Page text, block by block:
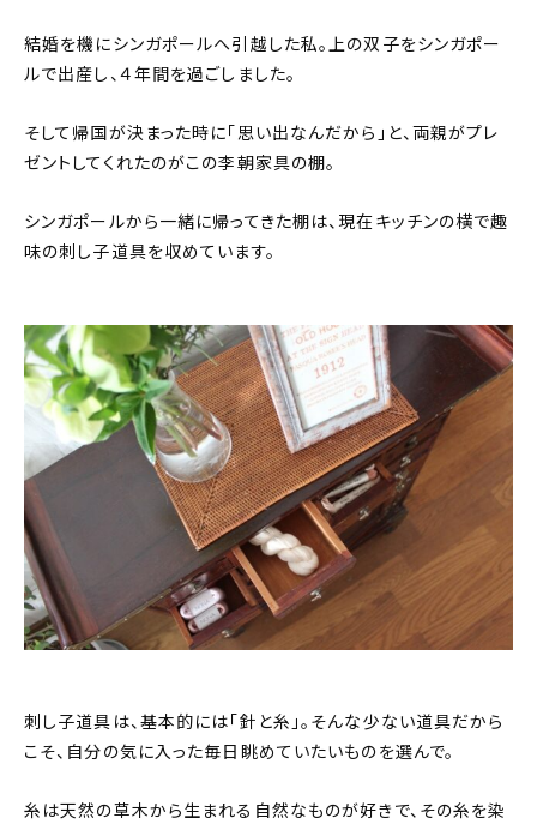
About
プライバシーポリシー
結婚を機にシンガポールへ引越した私。上の双子をシンガポー
ルで出産し、４年間を過ごしました。
そして帰国が決まった時に「思い出なんだから」と、両親がプレ
ゼントしてくれたのがこの李朝家具の棚。
シンガポールから一緒に帰ってきた棚は、現在キッチンの横で趣
味の刺し子道具を収めています。
刺し子道具は、基本的には「針と糸」。そんな少ない道具だから
こそ、自分の気に入った毎日眺めていたいものを選んで。
糸は天然の草木から生まれる自然なものが好きで、その糸を染